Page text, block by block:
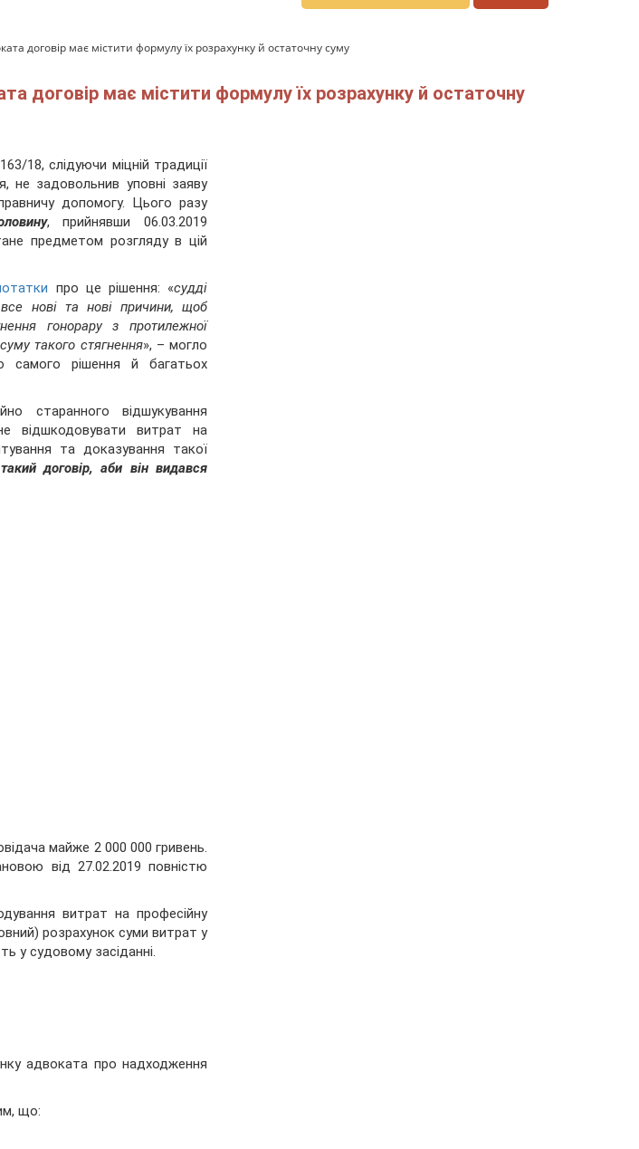
договір має містити формулу їх розрахунку й остаточну суму
договір має містити формулу їх розрахунку й остаточну
18, слідуючи міцній традиції
не задовольнив уповні заяву
допомогу. Цього разу
, прийнявши 06.03.2019
предметом розгляду в цій
про це рішення: «судді
нові та нові причини, щоб
гонорару з протилежної
такого стягнення», – могло
самого рішення й багатьох
старанного відшукування
відшкодовувати витрат на
та доказування такої
договір, аби він видався
майже 2 000 000 гривень.
від 27.02.2019 повністю
витрат на професійну
розрахунок суми витрат у
у судовому засіданні.
адвоката про надходження
що: